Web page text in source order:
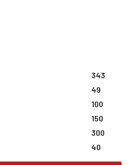
343
49
100
150
300
40